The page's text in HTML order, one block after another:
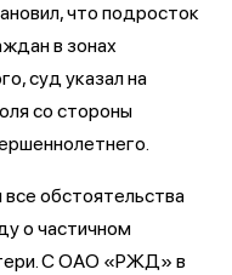
что подросток
в зонах
суд указал на
со стороны
обстоятельства
о частичном
С ОАО «РЖД» в